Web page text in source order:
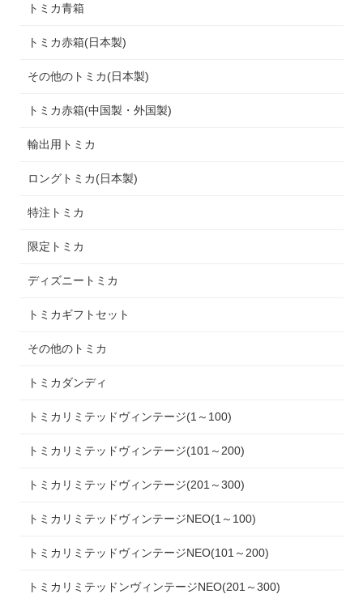
トミカ青箱
トミカ赤箱(日本製)
その他のトミカ(日本製)
トミカ赤箱(中国製・外国製)
輸出用トミカ
ロングトミカ(日本製)
特注トミカ
限定トミカ
ディズニートミカ
トミカギフトセット
その他のトミカ
トミカダンディ
トミカリミテッドヴィンテージ(1～100)
トミカリミテッドヴィンテージ(101～200)
トミカリミテッドヴィンテージ(201～300)
トミカリミテッドヴィンテージNEO(1～100)
トミカリミテッドヴィンテージNEO(101～200)
トミカリミテッドンヴィンテージNEO(201～300)